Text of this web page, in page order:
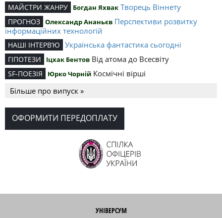
МАЙСТРИ ЖАНРУ Богдан Яхвак Творець Віннету
ПРОГНОЗ Олександр Ананьєв Перспективи розвитку
інформаційних технологій
НАШІ ІНТЕРВ’Ю Українська фантастика сьогодні
ГІПОТЕЗИ Іцхак Бентов Від атома до Всесвіту
SF-ПОЕЗІЯ Юрко Чорній Космічні вірші
Більше про випуск »
ОФОРМИТИ ПЕРЕДОПЛАТУ
УНІВЕРСУМ